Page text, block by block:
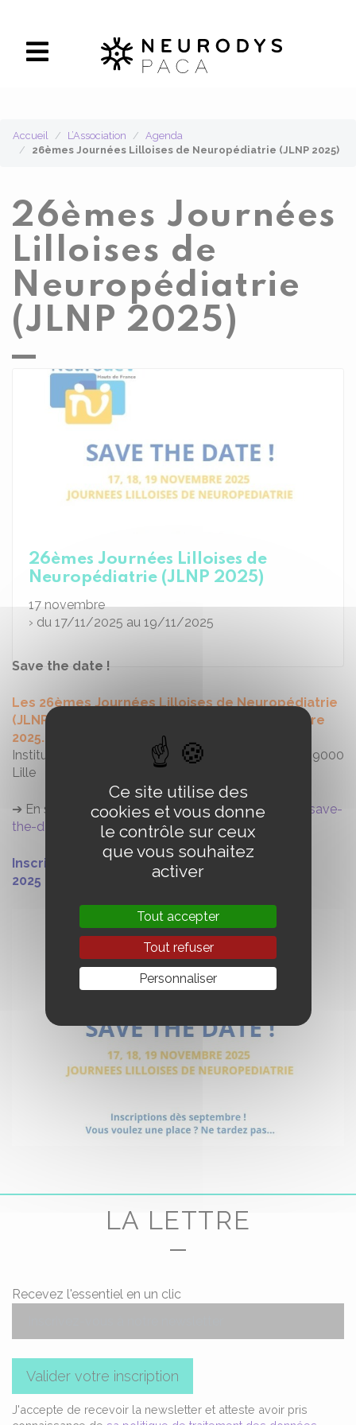
Accueil L’Association
Agenda
26èmes Journées Lilloises de Neuropédiatrie (JLNP 2025)
26èmes Journées
Lilloises de
Neuropédiatrie
(JLNP 2025)
26èmes Journées Lilloises de
Neuropédiatrie (JLNP 2025)
17 novembre
› du 17/11/2025 au 19/11/2025
Save the date !
Les 26èmes Journées Lilloises de Neuropédiatrie
(JLNP 2025) auront lieu les 17, 18 et 19 novembre
2025.
Institut Gernez Rieux 2 rue du Docteur Schweitzer 59000
Lille
➔ En savoir + :https://www.neurodev.fr/jlnp-2025-save-
the-date
Inscriptions à compter du lundi 15 septembre
2025 !
LA LETTRE
Recevez l'essentiel en un clic
Valider votre inscription
J'accepte de recevoir la newsletter et atteste avoir pris
Ce site utilise des
cookies et vous donne
le contrôle sur ceux
que vous souhaitez
activer
Tout accepter
Tout refuser
Personnaliser